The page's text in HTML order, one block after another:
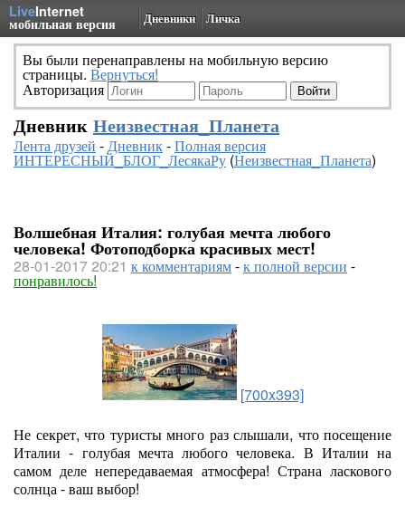
LiveInternet
мобильная версия Дневники Личка
Вы были перенаправлены на мобильную версию
страницы. Вернуться!
Авторизация
Дневник Неизвестная_Планета
Лента друзей -Дневник-Полная версия
ИНТЕРЕСНЫЙ_БЛОГ_ЛесякаРу(Неизвестная_Планета)
Волшебная Италия: голубая мечта любого
человека! Фотоподборка красивых мест!
28-01-2017 20:21 к комментариям-к полной версии -
понравилось!
[700x393]
Не секрет, что туристы много раз слышали, что посещение
Италии - голубая мечта любого человека. В Италии на
самом деле непередаваемая атмосфера! Страна ласкового
солнца - ваш выбор!